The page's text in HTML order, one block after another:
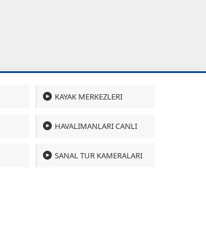
KAYAK MERKEZLERI
HAVALIMANLARI CANLI
SANAL TUR KAMERALARI